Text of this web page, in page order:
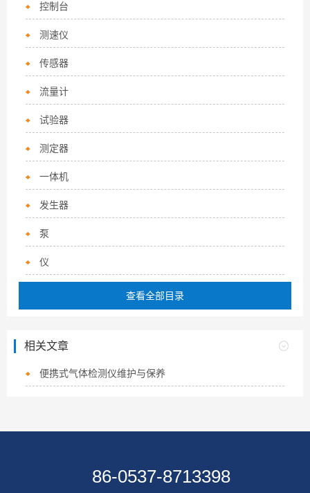
控制台
测速仪
传感器
流量计
试验器
测定器
一体机
发生器
泵
仪
查看全部目录
相关文章
便携式气体检测仪维护与保养
86-0537-8713398